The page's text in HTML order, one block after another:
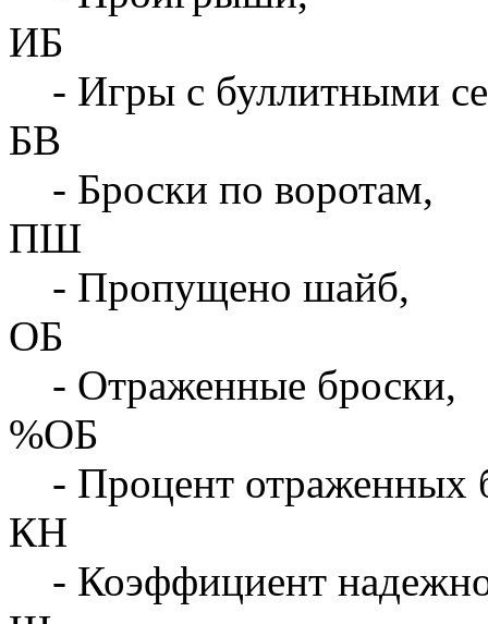
ИБ
- Игры с буллитными
БВ
- Броски по воротам,
ПШ
- Пропущено шайб,
ОБ
- Отраженные броски,
%ОБ
- Процент отраженных
КН
- Коэффициент